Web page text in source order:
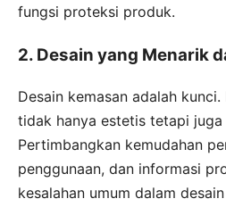
fungsi proteksi produk.
2. Desain yang Menarik
Desain kemasan adalah
tidak hanya estetis tetapi juga
Pertimbangkan kemudahan
penggunaan, dan informasi
kesalahan umum dalam